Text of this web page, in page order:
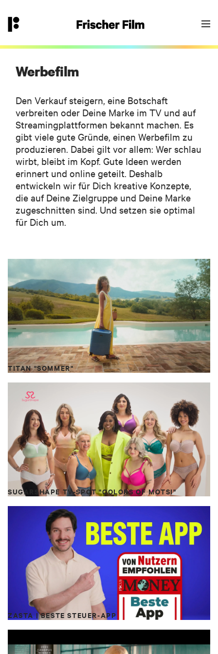
Werbefilm
Den Verkauf steigern, eine Botschaft
verbreiten oder Deine Marke im TV und auf
Streamingplattformen bekannt machen. Es
gibt viele gute Gründe, einen Werbefilm zu
produzieren. Dabei gilt vor allem: Wer schlau
wirbt, bleibt im Kopf. Gute Ideen werden
erinnert und online geteilt. Deshalb
entwickeln wir für Dich kreative Konzepte,
die auf Deine Zielgruppe und Deine Marke
zugeschnitten sind. Und setzen sie optimal
für Dich um.
TITAN "SOMMER"
TITAN "Sommer"
„Quanto è bella l’Italia… “ 🇮🇹
Zwei ziemlich italienische Tage in Apiro
haben wir genutzt, um für die Koffer-
Marke TITAN ein paar Bilder am Pool zu
SUGARSHAPE TV-SPOT "COLORS OF MOTSI"
ZASTA | BESTE STEUER-APP
040 18 100 11 - 0 hallo@frischerfilm.de
Goodbye Einheitsbrei?
Yes - let’s go! Fülle das Formular aus oder
Email/Telefonnummer. Wir melden uns bei
Dein Frischer-Film-Projekt-Team